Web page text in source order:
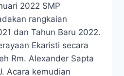
2022 SMP
rangkaian
dan Tahun Baru 2022.
Ekaristi secara
Rm. Alexander Sapta
Acara kemudian